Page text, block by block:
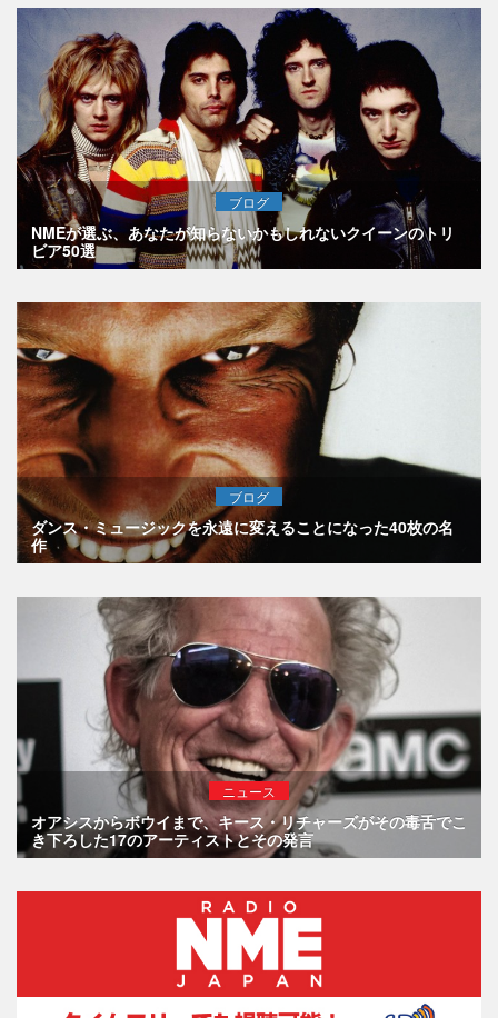
ブログ
NMEが選ぶ、あなたが知らないかもしれないクイーンのトリ
ビア50選
ブログ
ダンス・ミュージックを永遠に変えることになった40枚の名
作
ニュース
オアシスからボウイまで、キース・リチャーズがその毒舌でこ
き下ろした17のアーティストとその発言